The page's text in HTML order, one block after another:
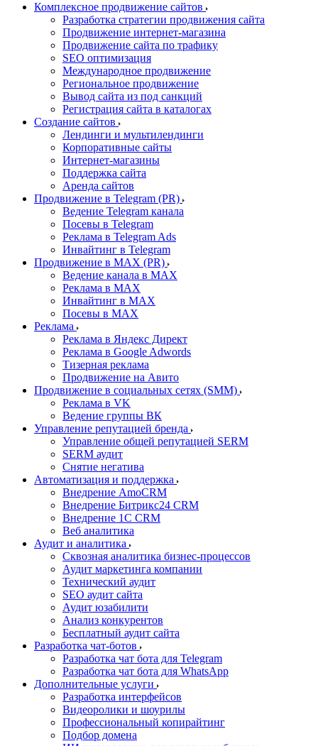
Комплексное продвижение сайтов
Разработка стратегии продвижения сайта
Продвижение интернет-магазина
Продвижение сайта по трафику
SEO оптимизация
Международное продвижение
Региональное продвижение
Вывод сайта из под санкций
Регистрация сайта в каталогах
Создание сайтов
Лендинги и мультилендинги
Корпоративные сайты
Интернет-магазины
Поддержка сайта
Аренда сайтов
Продвижение в Telegram (PR)
Ведение Telegram канала
Посевы в Telegram
Реклама в Telegram Ads
Инвайтинг в Telegram
Продвижение в MAX (PR)
Ведение канала в MAX
Реклама в MAX
Инвайтинг в MAX
Посевы в MAX
Реклама
Реклама в Яндекс Директ
Реклама в Google Adwords
Тизерная реклама
Продвижение на Авито
Продвижение в социальных сетях (SMM)
Реклама в VK
Ведение группы ВК
Управление репутацией бренда
Управление общей репутацией SERM
SERM аудит
Снятие негатива
Автоматизация и поддержка
Внедрение AmoCRM
Внедрение Битрикс24 CRM
Внедрение 1C CRM
Веб аналитика
Аудит и аналитика
Сквозная аналитика бизнес-процессов
Аудит маркетинга компании
Технический аудит
SEO аудит сайта
Аудит юзабилити
Анализ конкурентов
Бесплатный аудит сайта
Разработка чат-ботов
Разработка чат бота для Telegram
Разработка чат бота для WhatsApp
Дополнительные услуги
Разработка интерфейсов
Видеоролики и шоурилы
Профессиональный копирайтинг
Подбор домена